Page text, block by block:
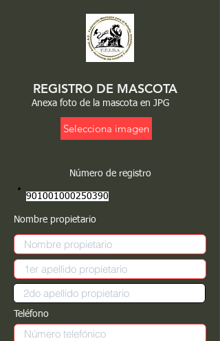
REGISTRO DE MASCOTA
Anexa foto de la mascota en JPG
Selecciona imagen
Número de registro
901001000250390
Nombre propietario
Teléfono